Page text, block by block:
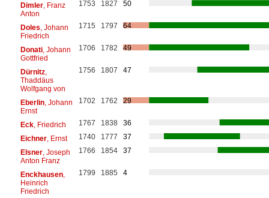
Dimler, Franz
Anton
1753 1827 50
Doles , Johann
Friedrich
1715 1797 64
Donati, Johann
Gottfried
1706 1782 49
Dürnitz,
Thaddäus
Wolfgang von
1756 1807 47
Eberlin, Johann
Ernst
1702 1762 29
Eck, Friedrich 1767 1838
36
Eichner, Ernst 1740 1777
37
Elsner, Joseph
Anton Franz
1766 1854 37
Enckhausen,
Heinrich
Friedrich
1799 1885 4